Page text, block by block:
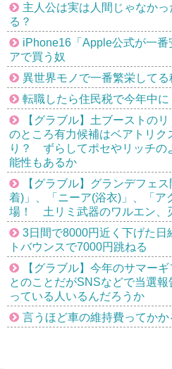
主人公は実は人間じゃなか
る？
iPhone16「Apple公式が一
アで買う奴
異世界モノで一番繁栄して
転職したら住民税で今年中
【グラブル】土ブーストの
のところ有力候補はベアトリク
り？ ずらしてポセやリッチの
能性もあるか
【グラブル】グランデフェ
着)」、「ニーア(浴衣)」、「ア
場！ 土リミ武器のワルエン、
3日間で8000円近く下げた日
トバウンスで7000円跳ねる
【グラブル】今年のサマー
とのことだがSNSなどで当選
っている人いるんだろうか
言うほど車の維持費ってかか